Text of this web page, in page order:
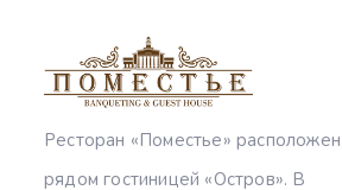
Ресторан «Поместье» расположен
рядом гостиницей «Остров». В